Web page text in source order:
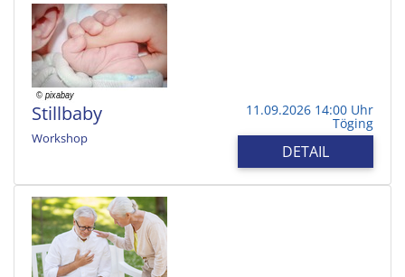
Stillbaby
Workshop
11.09.2026 14:00 Uhr
Töging
DETAIL